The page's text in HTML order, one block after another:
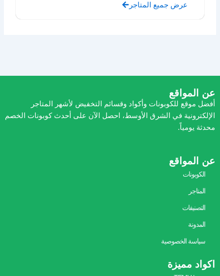
عرض جميع المتاجر
عن المواقع
أفضل موقع للكوبونات وأكواد وقسائم التخفيض لأشهر المتاجر
الإلكترونية في الشرق الأوسط، احصل الآن على أحدث كوبونات الخصم
محدثة يومياً.
عن المواقع
الكوبونات
المتاجر
التصنيفات
المدونة
سياسة الخصوصية
اكواد مميزة